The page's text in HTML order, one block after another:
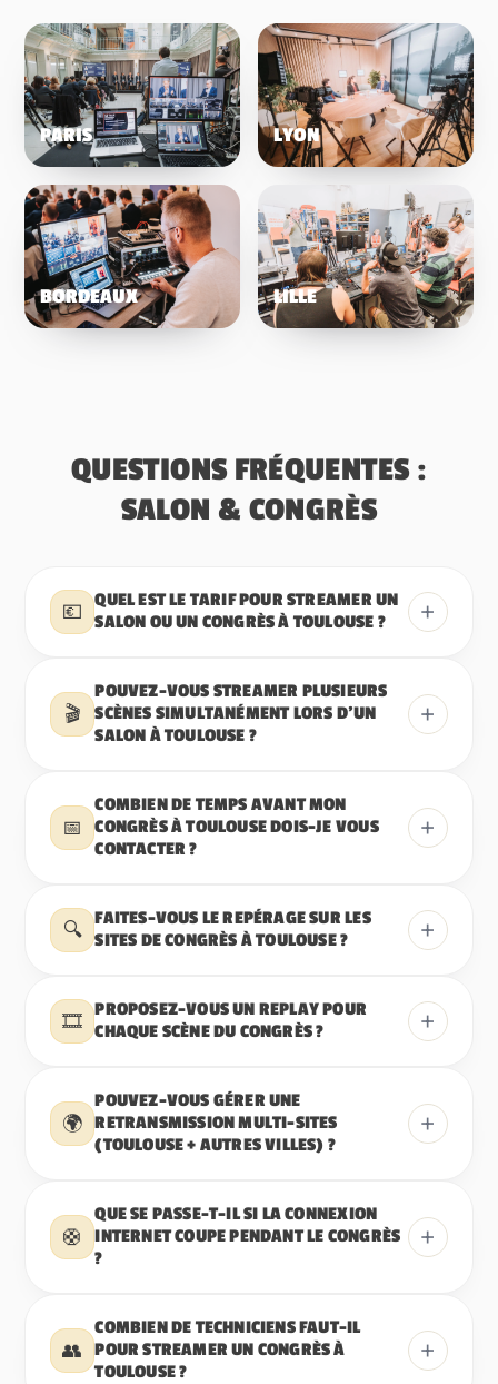
PARIS LYON
BORDEAUX LILLE
QUESTIONS FRÉQUENTES :
SALON & CONGRÈS
💶
QUEL EST LE TARIF POUR STREAMER UN
SALON OU UN CONGRÈS À TOULOUSE ?
+
🎬
POUVEZ-VOUS STREAMER PLUSIEURS
SCÈNES SIMULTANÉMENT LORS D’UN
SALON À TOULOUSE ?
+
📅
COMBIEN DE TEMPS AVANT MON
CONGRÈS À TOULOUSE DOIS-JE VOUS
CONTACTER ?
+
🔍
FAITES-VOUS LE REPÉRAGE SUR LES
SITES DE CONGRÈS À TOULOUSE ?
+
🎞️ PROPOSEZ-VOUS UN REPLAY POUR
CHAQUE SCÈNE DU CONGRÈS ?
+
🌍
POUVEZ-VOUS GÉRER UNE
RETRANSMISSION MULTI-SITES
(TOULOUSE + AUTRES VILLES) ?
+
🛟
QUE SE PASSE-T-IL SI LA CONNEXION
INTERNET COUPE PENDANT LE CONGRÈS
?
+
👥
COMBIEN DE TECHNICIENS FAUT-IL
POUR STREAMER UN CONGRÈS À
TOULOUSE ?
+